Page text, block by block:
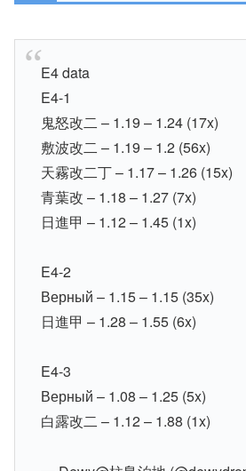
E4 data
E4-1
鬼怒改二 – 1.19 – 1.24 (17x)
敷波改二 – 1.19 – 1.2 (56x)
天霧改二丁 – 1.17 – 1.26 (15x)
青葉改 – 1.18 – 1.27 (7x)
日進甲 – 1.12 – 1.45 (1x)
E4-2
Верный – 1.15 – 1.15 (35x)
日進甲 – 1.28 – 1.55 (6x)
E4-3
Верный – 1.08 – 1.25 (5x)
白露改二 – 1.12 – 1.88 (1x)